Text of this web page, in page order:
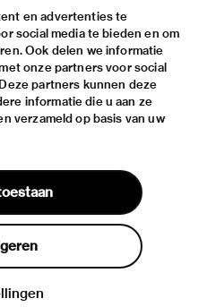
en advertenties te
social media te bieden en om
Ook delen we informatie
onze partners voor social
partners kunnen deze
informatie die u aan ze
verzameld op basis van uw